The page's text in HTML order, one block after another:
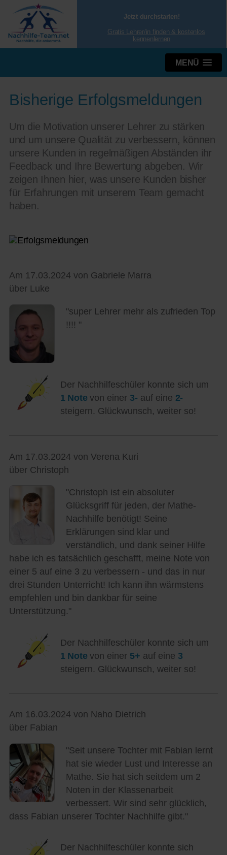
Jetzt durchstarten!
Gratis Lehrer/in finden & kostenlos
kennenlernen
MENÜ
Bisherige Erfolgsmeldungen
Um die Motivation unserer Lehrer zu stärken
und um unsere Qualität zu verbessern, können
unsere Kunden in regelmäßigen Abständen ihr
Feedback und Ihre Bewertung abgeben. Wir
zeigen Ihnen hier, was unsere Kunden bisher
für Erfahrungen mit unserem Team gemacht
haben.
Am 17.03.2024 von Gabriele Marra
über Luke
"super Lehrer mehr als zufrieden Top
!!!! "
Der Nachhilfeschüler konnte sich um
1 Notevon einer 3- auf eine 2-
steigern. Glückwunsch, weiter so!
Am 17.03.2024 von Verena Kuri
über Christoph
"Christoph ist ein absoluter
Glücksgriff für jeden, der Mathe-
Nachhilfe benötigt! Seine
Erklärungen sind klar und
verständlich, und dank seiner Hilfe
habe ich es tatsächlich geschafft, meine Note von
einer 5 auf eine 3 zu verbessern - und das in nur
drei Stunden Unterricht! Ich kann ihn wärmstens
empfehlen und bin dankbar für seine
Unterstützung."
Der Nachhilfeschüler konnte sich um
1 Notevon einer 5+ auf eine 3
steigern. Glückwunsch, weiter so!
Am 16.03.2024 von Naho Dietrich
über Fabian
"Seit unsere Tochter mit Fabian lernt
hat sie wieder Lust und Interesse an
Mathe. Sie hat sich seitdem um 2
Noten in der Klassenarbeit
verbessert. Wir sind sehr glücklich,
dass Fabian unserer Tochter Nachhilfe gibt."
Der Nachhilfeschüler konnte sich